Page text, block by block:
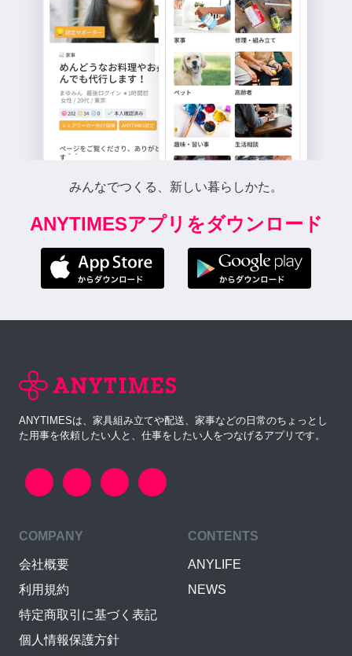
みんなでつくる、新しい暮らしかた。
ANYTIMESアプリをダウンロード
ANYTIMESは、家具組み立てや配送、家事などの日常のちょっとし
た用事を依頼したい人と、仕事をしたい人をつなげるアプリです。
COMPANY
会社概要
利用規約
特定商取引に基づく表記
個人情報保護方針
CONTENTS
ANYLIFE
NEWS